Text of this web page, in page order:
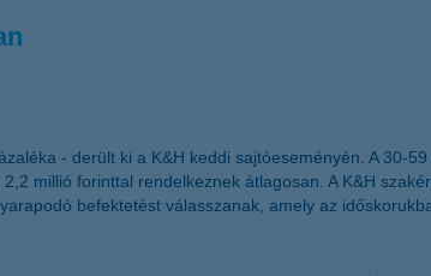
- derült ki a K&H keddi sajtóeseményén. A 30-
millió forinttal rendelkeznek átlagosan. A K&H
befektetést válasszanak, amely az